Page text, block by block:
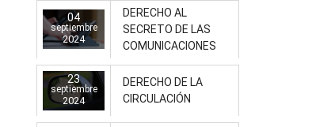
04
septiembre
2024
DERECHO AL
SECRETO DE LAS
COMUNICACIONES
23
septiembre
2024
DERECHO DE LA
CIRCULACIÓN